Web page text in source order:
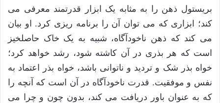
بریستول ذهن را به مثابه یک ابزار قدرتمند معرفی می
کند؛ ابزاری که می توان آن را برنامه ریزی کرد. او بیان
می کند که ذهن ناخودآگاه، شبیه به یک خاک حاصلخیز
است که هر بذری در آن کاشته شود، رشد خواهد کرد؛
خواه بذر شک و تردید و ناتوانی باشد، خواه بذر اعتماد به
نفس و موفقیت. قدرت ناخودآگاه در آن است که آنچه را
که به عنوان باور دریافت می کند، بدون چون و چرا می